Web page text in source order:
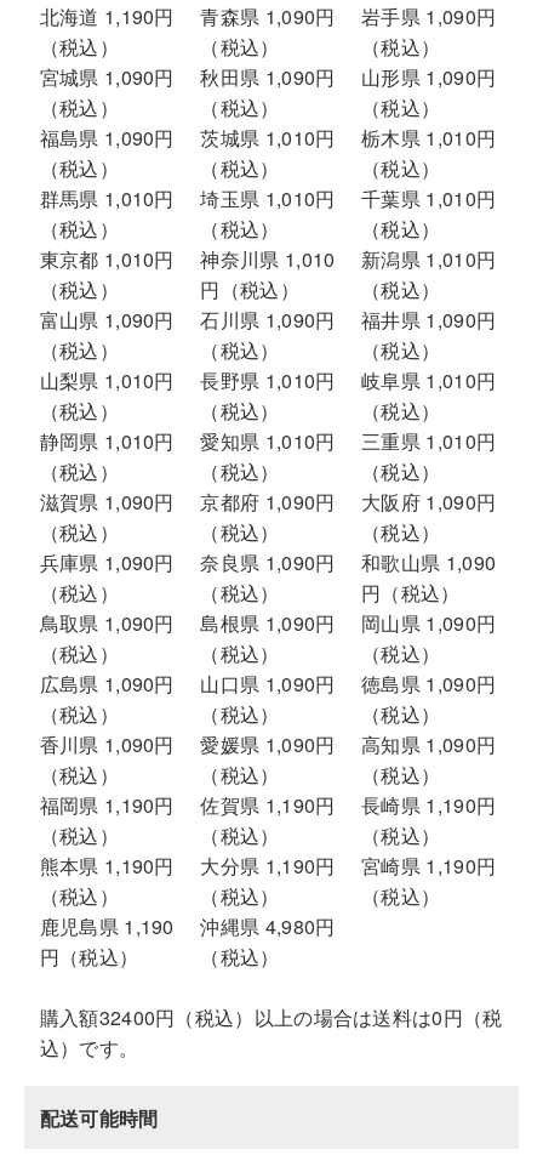
北海道 1,190円
（税込）
青森県 1,090円
（税込）
岩手県 1,090円
（税込）
宮城県 1,090円
（税込）
秋田県 1,090円
（税込）
山形県 1,090円
（税込）
福島県 1,090円
（税込）
茨城県 1,010円
（税込）
栃木県 1,010円
（税込）
群馬県 1,010円
（税込）
埼玉県 1,010円
（税込）
千葉県 1,010円
（税込）
東京都 1,010円
（税込）
神奈川県 1,010
円（税込）
新潟県 1,010円
（税込）
富山県 1,090円
（税込）
石川県 1,090円
（税込）
福井県 1,090円
（税込）
山梨県 1,010円
（税込）
長野県 1,010円
（税込）
岐阜県 1,010円
（税込）
静岡県 1,010円
（税込）
愛知県 1,010円
（税込）
三重県 1,010円
（税込）
滋賀県 1,090円
（税込）
京都府 1,090円
（税込）
大阪府 1,090円
（税込）
兵庫県 1,090円
（税込）
奈良県 1,090円
（税込）
和歌山県 1,090
円（税込）
鳥取県 1,090円
（税込）
島根県 1,090円
（税込）
岡山県 1,090円
（税込）
広島県 1,090円
（税込）
山口県 1,090円
（税込）
徳島県 1,090円
（税込）
香川県 1,090円
（税込）
愛媛県 1,090円
（税込）
高知県 1,090円
（税込）
福岡県 1,190円
（税込）
佐賀県 1,190円
（税込）
長崎県 1,190円
（税込）
熊本県 1,190円
（税込）
大分県 1,190円
（税込）
宮崎県 1,190円
（税込）
鹿児島県 1,190
円（税込）
沖縄県 4,980円
（税込）
購入額32400円（税込）以上の場合は送料は0円（税
込）です。
配送可能時間